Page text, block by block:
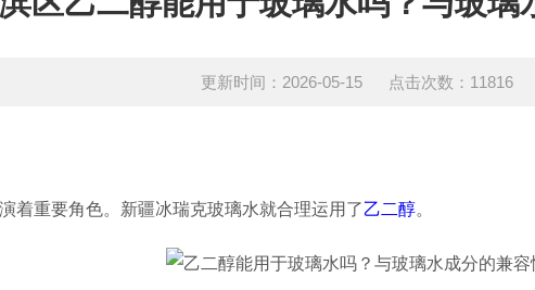
更新时间：2026-05-15 点击次数：11816
着重要角色。新疆冰瑞克玻璃水就合理运用了乙二醇。